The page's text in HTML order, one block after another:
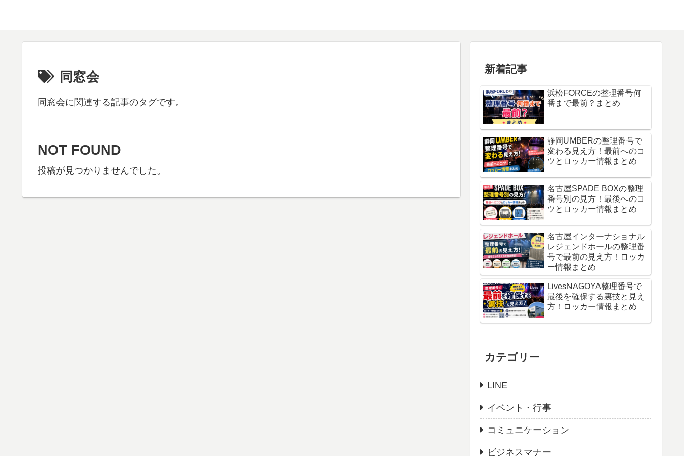
同窓会
同窓会に関連する記事のタグです。
NOT FOUND
投稿が見つかりませんでした。
新着記事
浜松FORCEの整理番号何
番まで最前？まとめ
静岡UMBERの整理番号で
変わる見え方！最前へのコ
ツとロッカー情報まとめ
名古屋SPADE BOXの整理
番号別の見方！最後へのコ
ツとロッカー情報まとめ
名古屋インターナショナル
レジェンドホールの整理番
号で最前の見え方！ロッカ
ー情報まとめ
LivesNAGOYA整理番号で
最後を確保する裏技と見え
方！ロッカー情報まとめ
カテゴリー
LINE
イベント・行事
コミュニケーション
ビジネスマナー